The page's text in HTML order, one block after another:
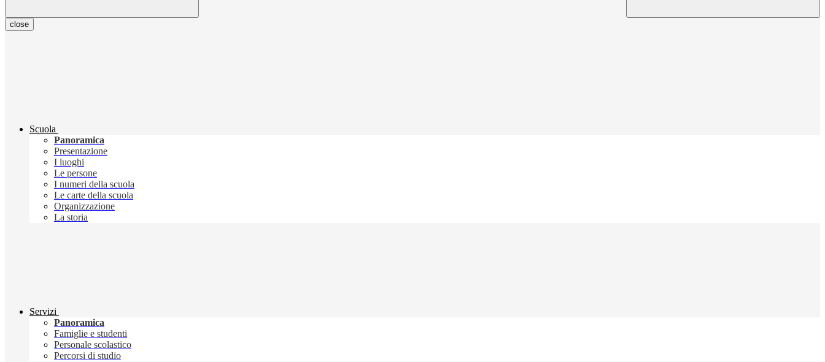
close
Scuola
Panoramica
Presentazione
I luoghi
Le persone
I numeri della scuola
Le carte della scuola
Organizzazione
La storia
Servizi
Panoramica
Famiglie e studenti
Personale scolastico
Percorsi di studio